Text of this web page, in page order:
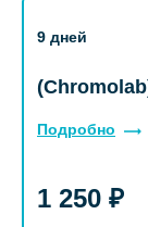
9 дней
Подробно
1 250 ₽